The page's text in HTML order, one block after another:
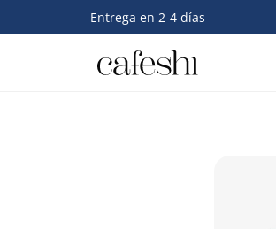
Elige 3 o más cafés y llévatelos con descuento